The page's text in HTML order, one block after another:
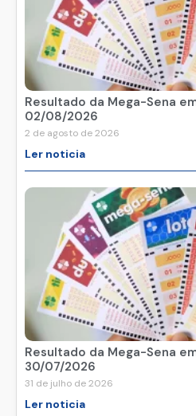
Resultado da Mega-Sena
02/08/2026
2 de agosto de 2026
Ler noticia
Resultado da Mega-Sena
30/07/2026
31 de julho de 2026
Ler noticia